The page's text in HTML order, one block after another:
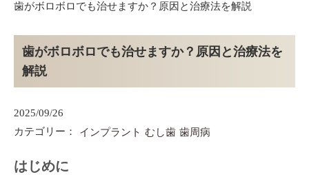
歯がボロボロでも治せますか？原因と治療法を解説
歯がボロボロでも治せますか？原因と治療法を
解説
2025/09/26
カテゴリー：
インプラント むし歯 歯周病
はじめに